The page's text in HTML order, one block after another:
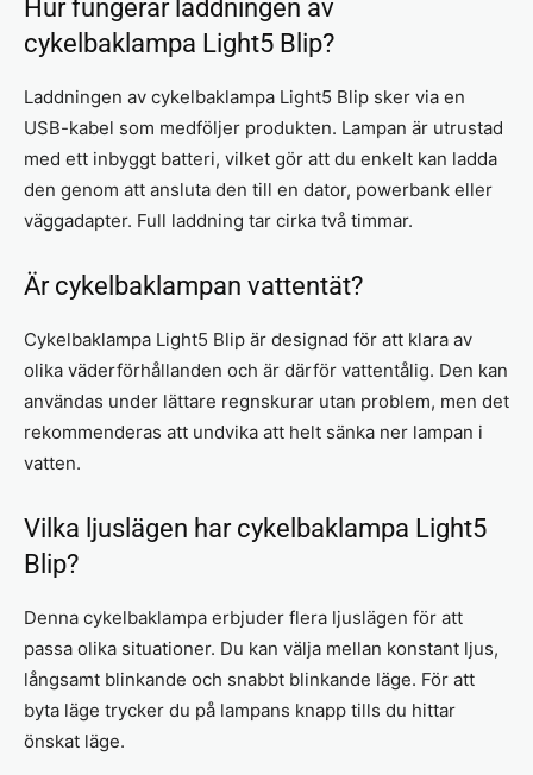
Hur fungerar laddningen av
cykelbaklampa Light5 Blip?
Laddningen av cykelbaklampa Light5 Blip sker via en
USB-kabel som medföljer produkten. Lampan är utrustad
med ett inbyggt batteri, vilket gör att du enkelt kan ladda
den genom att ansluta den till en dator, powerbank eller
väggadapter. Full laddning tar cirka två timmar.
Är cykelbaklampan vattentät?
Cykelbaklampa Light5 Blip är designad för att klara av
olika väderförhållanden och är därför vattentålig. Den kan
användas under lättare regnskurar utan problem, men det
rekommenderas att undvika att helt sänka ner lampan i
vatten.
Vilka ljuslägen har cykelbaklampa Light5
Blip?
Denna cykelbaklampa erbjuder flera ljuslägen för att
passa olika situationer. Du kan välja mellan konstant ljus,
långsamt blinkande och snabbt blinkande läge. För att
byta läge trycker du på lampans knapp tills du hittar
önskat läge.